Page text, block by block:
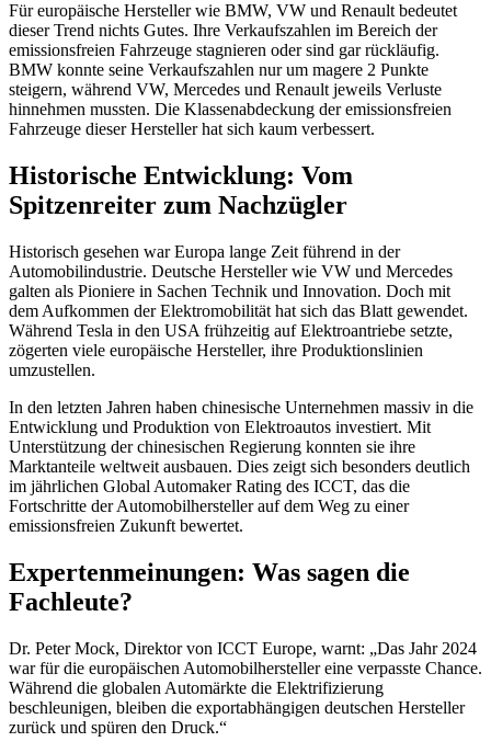
Für europäische Hersteller wie BMW, VW und Renault bedeutet
dieser Trend nichts Gutes. Ihre Verkaufszahlen im Bereich der
emissionsfreien Fahrzeuge stagnieren oder sind gar rückläufig.
BMW konnte seine Verkaufszahlen nur um magere 2 Punkte
steigern, während VW, Mercedes und Renault jeweils Verluste
hinnehmen mussten. Die Klassenabdeckung der emissionsfreien
Fahrzeuge dieser Hersteller hat sich kaum verbessert.
Historische Entwicklung: Vom
Spitzenreiter zum Nachzügler
Historisch gesehen war Europa lange Zeit führend in der
Automobilindustrie. Deutsche Hersteller wie VW und Mercedes
galten als Pioniere in Sachen Technik und Innovation. Doch mit
dem Aufkommen der Elektromobilität hat sich das Blatt gewendet.
Während Tesla in den USA frühzeitig auf Elektroantriebe setzte,
zögerten viele europäische Hersteller, ihre Produktionslinien
umzustellen.
In den letzten Jahren haben chinesische Unternehmen massiv in die
Entwicklung und Produktion von Elektroautos investiert. Mit
Unterstützung der chinesischen Regierung konnten sie ihre
Marktanteile weltweit ausbauen. Dies zeigt sich besonders deutlich
im jährlichen Global Automaker Rating des ICCT, das die
Fortschritte der Automobilhersteller auf dem Weg zu einer
emissionsfreien Zukunft bewertet.
Expertenmeinungen: Was sagen die
Fachleute?
Dr. Peter Mock, Direktor von ICCT Europe, warnt: „Das Jahr 2024
war für die europäischen Automobilhersteller eine verpasste Chance.
Während die globalen Automärkte die Elektrifizierung
beschleunigen, bleiben die exportabhängigen deutschen Hersteller
zurück und spüren den Druck.“